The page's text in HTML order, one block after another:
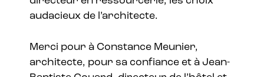
audacieux de l’architecte.
Merci pour à Constance Meunier,
architecte, pour sa confiance et à Jean-